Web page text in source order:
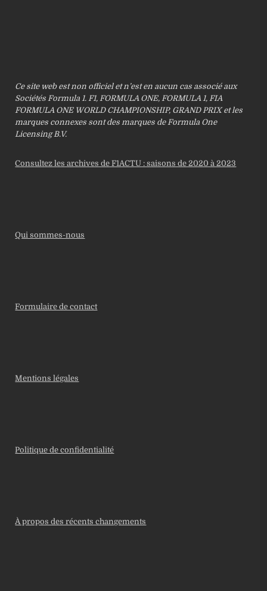
Ce site web est non officiel et n’est en aucun cas associé aux
Sociétés Formula 1. F1, FORMULA ONE, FORMULA 1, FIA
FORMULA ONE WORLD CHAMPIONSHIP, GRAND PRIX et les
marques connexes sont des marques de Formula One
Licensing B.V.
Consultez les archives de F1ACTU : saisons de 2020 à 2023
Qui sommes-nous
Formulaire de contact
Mentions légales
Politique de confidentialité
À propos des récents changements